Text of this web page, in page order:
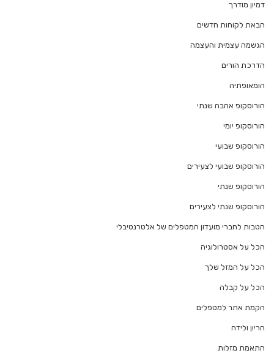
דמיון מודרך
הבאת לקוחות חדשים
הגשמה עצמית והעצמה
הדרכת הורים
הומאופתיה
הורוסקופ אהבה שנתי
הורוסקופ יומי
הורוסקופ שבועי
הורוסקופ שבועי לצעירים
הורוסקופ שנתי
הורוסקופ שנתי לצעירים
הטבות לחברי מועדון המטפלים של אלטרנטיבלי
הכל על אסטרולוגיה
הכל על המזל שלך
הכל על קבלה
הקמת אתר למטפלים
הריון ולידה
התאמת מזלות